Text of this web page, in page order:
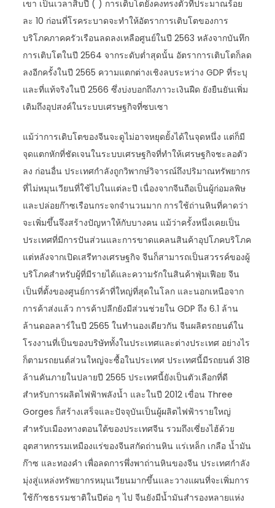
เขา เป็นเวลาสิบปี ( ) การเติบโตยังคงทรงตัวที่ประมาณร้อย
ละ 10 ก่อนที่โรคระบาดจะทำให้อัตราการเติบโตของการ
บริโภคภาคครัวเรือนลดลงเหลือศูนย์ในปี 2563 หลังจากบันทึก
การเติบโตในปี 2564 จากระดับต่ำสุดนั้น อัตราการเติบโตก็ลด
ลงอีกครั้งในปี 2565 ความแตกต่างเชิงลบระหว่าง GDP ที่ระบุ
และที่แท้จริงในปี 2566 ซึ่งบ่งบอกถึงภาวะเงินฝืด ยังยืนยันเพิ่ม
เติมถึงอุปสงค์ในระบบเศรษฐกิจที่ซบเซา
แม้ว่าการเติบโตของจีนจะดูไม่อาจหยุดยั้งได้ในจุดหนึ่ง แต่ก็มี
จุดแตกหักที่ชัดเจนในระบบเศรษฐกิจที่ทำให้เศรษฐกิจชะลอตัว
ลง ก่อนอื่น ประเทศกำลังถูกวิพากษ์วิจารณ์ถึงปริมาณทรัพยากร
ที่ไม่หมุนเวียนที่ใช้ไปในแต่ละปี เนื่องจากจีนถือเป็นผู้ก่อมลพิษ
และปล่อยก๊าซเรือนกระจกจำนวนมาก การใช้ถ่านหินที่คาดว่า
จะเพิ่มขึ้นจึงสร้างปัญหาให้กับบางคน แม้ว่าครั้งหนึ่งเคยเป็น
ประเทศที่มีการปันส่วนและการขาดแคลนสินค้าอุปโภคบริโภค
แต่หลังจากเปิดเสรีทางเศรษฐกิจ จีนก็สามารถเป็นสวรรค์ของผู้
บริโภคสำหรับผู้ที่มีรายได้และความรักในสินค้าฟุ่มเฟือย จีน
เป็นที่ตั้งของศูนย์การค้าที่ใหญ่ที่สุดในโลก และนอกเหนือจาก
การค้าส่งแล้ว การค้าปลีกยังมีส่วนช่วยใน GDP ถึง 6.1 ล้าน
ล้านดอลลาร์ในปี 2565 ในทำนองเดียวกัน จีนผลิตรถยนต์ใน
โรงงานที่เป็นของบริษัททั้งในประเทศและต่างประเทศ อย่างไร
ก็ตามรถยนต์ส่วนใหญ่จะซื้อในประเทศ ประเทศนี้มีรถยนต์ 318
ล้านคันภายในปลายปี 2565 ประเทศนี้ยังเป็นตัวเลือกที่ดี
สำหรับการผลิตไฟฟ้าพลังน้ำ และในปี 2012 เขื่อน Three
Gorges ก็สร้างเสร็จและปัจจุบันเป็นผู้ผลิตไฟฟ้ารายใหญ่
สำหรับเมืองทางตอนใต้ของประเทศจีน รวมถึงเซี่ยงไฮ้ด้วย
อุตสาหกรรมเหมืองแร่ของจีนสกัดถ่านหิน แร่เหล็ก เกลือ น้ำมัน
ก๊าซ และทองคำ เพื่อลดการพึ่งพาถ่านหินของจีน ประเทศกำลัง
มุ่งสู่แหล่งทรัพยากรหมุนเวียนมากขึ้นและวางแผนที่จะเพิ่มการ
ใช้ก๊าซธรรมชาติในปีต่อ ๆ ไป จีนยังมีน้ำมันสำรองหลายแห่ง